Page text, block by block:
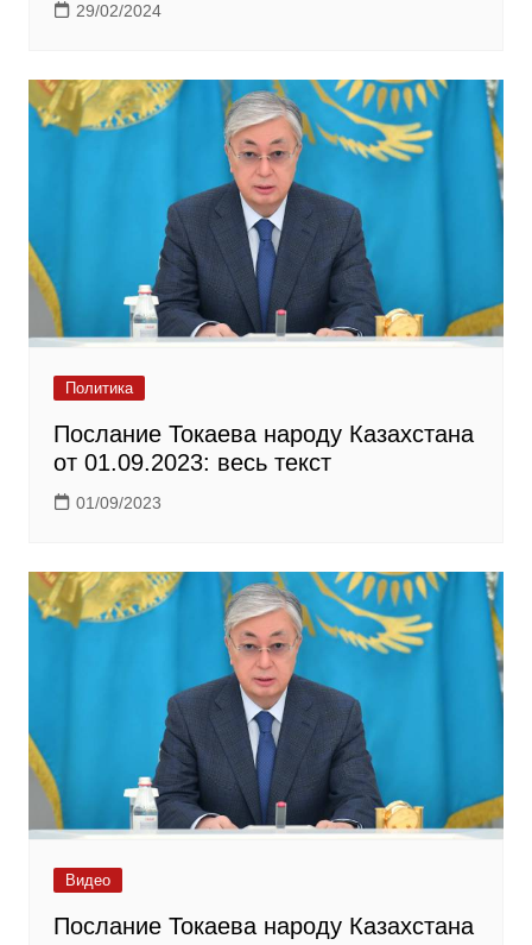
29/02/2024
Политика
Послание Токаева народу Казахстана
от 01.09.2023: весь текст
01/09/2023
Видео
Послание Токаева народу Казахстана